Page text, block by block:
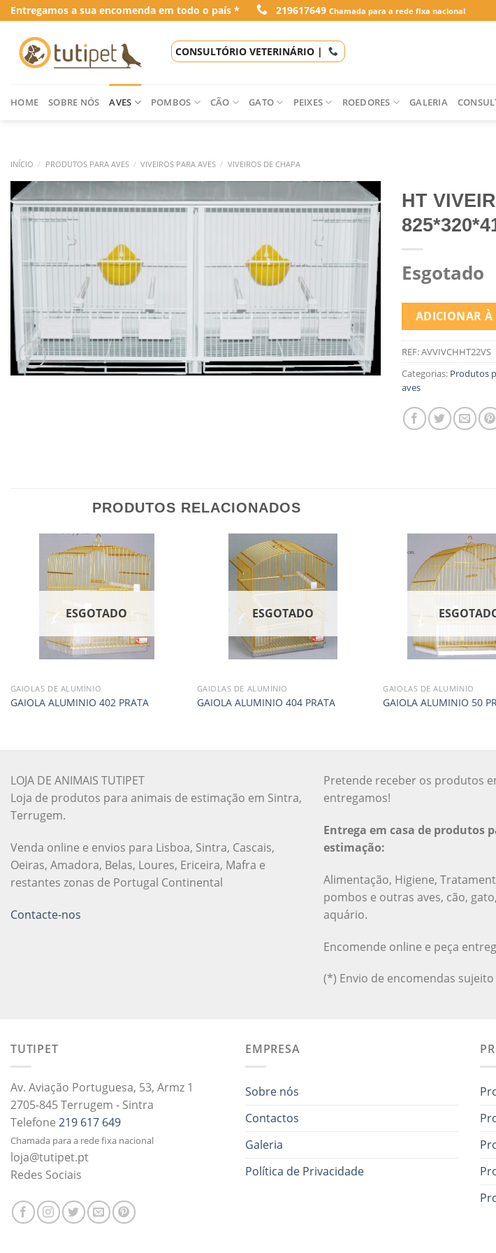
Skip
to
content
Entregamos a sua encomenda em todo o país * 219617649 Chamada para a rede fixa nacional
CONSULTÓRIO VETERINÁRIO |
HOME SOBRE NÓS AVES POMBOS CÃO GATO PEIXES ROEDORES GALERIA
INÍCIO / PRODUTOS PARA AVES / VIVEIROS PARA AVES / VIVEIROS DE CHAPA
HT
Esgotado
ADICIONAR À
REF:AVVIVCHHT22VS
Categorias: Produtos
aves
PRODUTOS RELACIONADOS
ESGOTADO
GAIOLAS DE ALUMÍNIO
GAIOLA ALUMINIO 402 PRATA
ESGOTADO
GAIOLAS DE ALUMÍNIO
GAIOLA ALUMINIO 404 PRATA
GAIOLAS DE ALUMÍNIO
GAIOLA ALUMINIO 50
LOJA DE ANIMAIS TUTIPET
Loja de produtos para animais de estimação em Sintra,
Terrugem.
Venda online e envios para Lisboa, Sintra, Cascais,
Oeiras, Amadora, Belas, Loures, Ericeira, Mafra e
restantes zonas de Portugal Continental
Contacte-nos
Pretende receber os produtos
entregamos!
Entrega em casa de produtos
estimação:
Alimentação, Higiene,
pombos e outras aves, cão,
aquário.
Encomende online e peça
(*) Envio de encomendas
TUTIPET
Av. Aviação Portuguesa, 53, Armz 1
2705-845 Terrugem - Sintra
Telefone 219 617 649
Chamada para a rede fixa nacional
loja@tutipet.pt
Redes Sociais
EMPRESA
Sobre nós
Contactos
Galeria
Política de Privacidade